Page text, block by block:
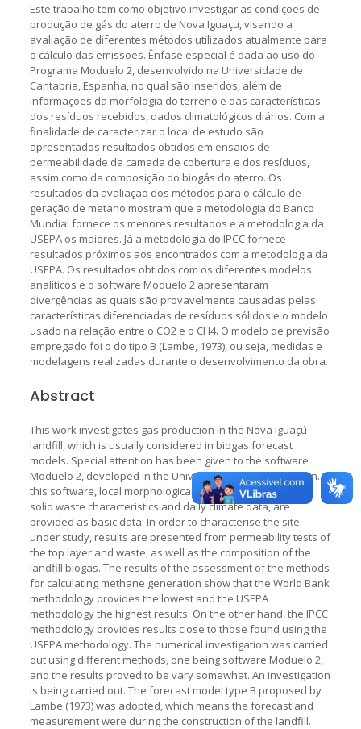
Este trabalho tem como objetivo investigar as condições de
produção de gás do aterro de Nova Iguaçu, visando a
avaliação de diferentes métodos utilizados atualmente para
o cálculo das emissões. Ênfase especial é dada ao uso do
Programa Moduelo 2, desenvolvido na Universidade de
Cantabria, Espanha, no qual são inseridos, além de
informações da morfologia do terreno e das características
dos resíduos recebidos, dados climatológicos diários. Com a
finalidade de caracterizar o local de estudo são
apresentados resultados obtidos em ensaios de
permeabilidade da camada de cobertura e dos resíduos,
assim como da composição do biogás do aterro. Os
resultados da avaliação dos métodos para o cálculo de
geração de metano mostram que a metodologia do Banco
Mundial fornece os menores resultados e a metodologia da
USEPA os maiores. Já a metodologia do IPCC fornece
resultados próximos aos encontrados com a metodologia da
USEPA. Os resultados obtidos com os diferentes modelos
analíticos e o software Moduelo 2 apresentaram
divergências as quais são provavelmente causadas pelas
características diferenciadas de resíduos sólidos e o modelo
usado na relação entre o CO2 e o CH4. O modelo de previsão
empregado foi o do tipo B (Lambe, 1973), ou seja, medidas e
modelagens realizadas durante o desenvolvimento da obra.
Abstract
This work investigates gas production in the Nova Iguaçú
landfill, which is usually considered in biogas forecast
models. Special attention has been given to the software
Moduelo 2, developed in the University of Cantabria, Spain. In
this software, local morphological information, as well as
solid waste characteristics and daily climate data, are
provided as basic data. In order to characterise the site
under study, results are presented from permeability tests of
the top layer and waste, as well as the composition of the
landfill biogas. The results of the assessment of the methods
for calculating methane generation show that the World Bank
methodology provides the lowest and the USEPA
methodology the highest results. On the other hand, the IPCC
methodology provides results close to those found using the
USEPA methodology. The numerical investigation was carried
out using different methods, one being software Moduelo 2,
and the results proved to be vary somewhat. An investigation
is being carried out. The forecast model type B proposed by
Lambe (1973) was adopted, which means the forecast and
measurement were during the construction of the landfill.